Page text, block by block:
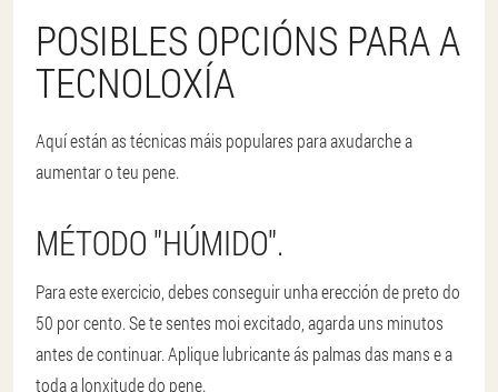
POSIBLES OPCIÓNS PARA A
TECNOLOXÍA
Aquí están as técnicas máis populares para axudarche a
aumentar o teu pene.
MÉTODO "HÚMIDO".
Para este exercicio, debes conseguir unha erección de preto do
50 por cento. Se te sentes moi excitado, agarda uns minutos
antes de continuar. Aplique lubricante ás palmas das mans e a
toda a lonxitude do pene.